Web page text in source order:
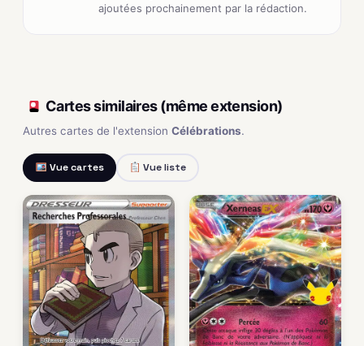
ajoutées prochainement par la rédaction.
Cartes similaires (même extension)
Autres cartes de l'extension Célébrations.
Vue cartes Vue liste